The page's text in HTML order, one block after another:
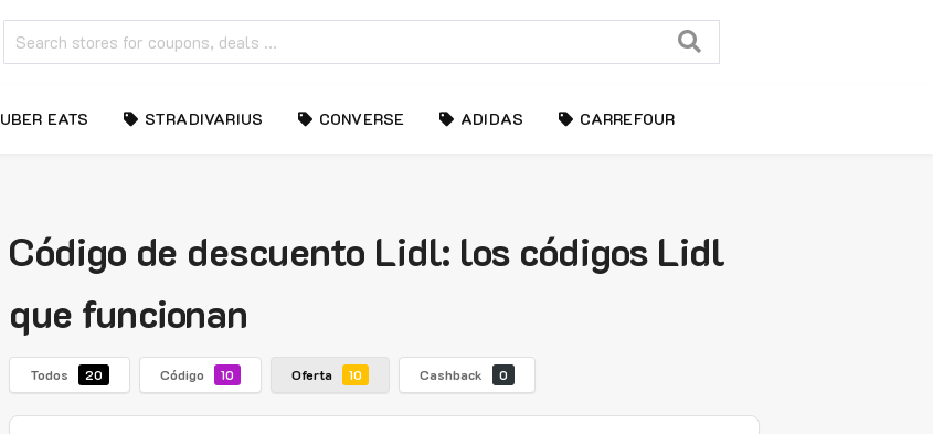
UBER EATS STRADIVARIUS CONVERSE ADIDAS CARREFOUR
Código de descuento Lidl: los códigos Lidl
que funcionan
Todos 20 Código 10 Oferta 10 Cashback 0